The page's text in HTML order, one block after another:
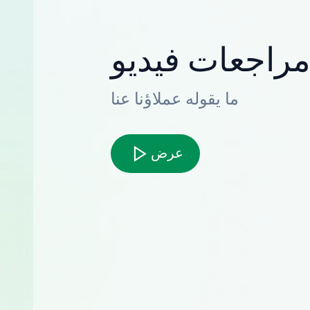
مراجعات فيديو
ما يقوله عملاؤنا عنا
عرض